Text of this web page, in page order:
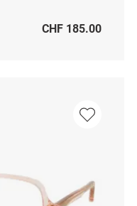
CHF 185.00